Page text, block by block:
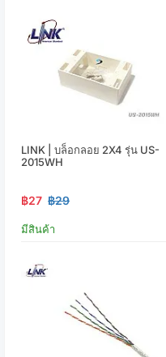
LINK | บล็อกลอย 2X4 รุ่น US-
2015WH
฿27 ฿29
มีสินค้า